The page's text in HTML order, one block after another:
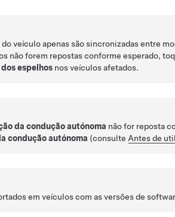
veículo apenas são sincronizadas entre
não forem repostas conforme esperado,
espelhos nos veículos afetados.
da condução autónoma não for reposta
condução autónoma (consulte Antes de
em veículos com as versões de